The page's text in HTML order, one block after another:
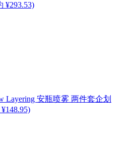
¥293.53)
Layering 安瓶喷雾 两件套企划